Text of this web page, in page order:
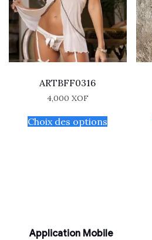
ARTBFF0316
4,000 XOF
Choix des options
Application Mobile